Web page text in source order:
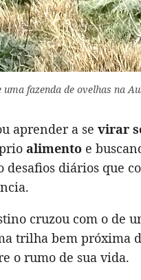
fazenda de ovelhas na
aprender a se virar
alimento e
desafios diários que
cruzou com o de
trilha bem próxima
o rumo de sua vida.